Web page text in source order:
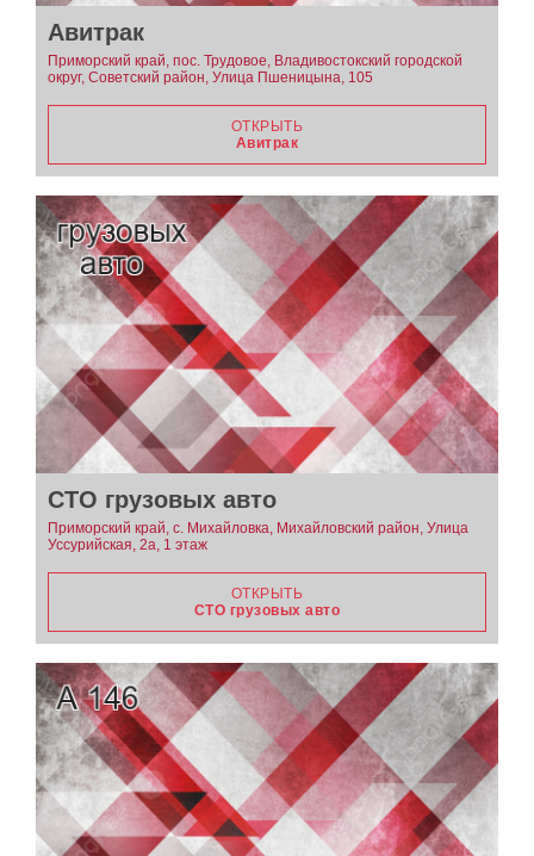
Авитрак
Приморский край, пос. Трудовое, Владивостокский городской
округ, Советский район, Улица Пшеницына, 105
ОТКРЫТЬ
Авитрак
СТО грузовых авто
Приморский край, с. Михайловка, Михайловский район, Улица
Уссурийская, 2а, 1 этаж
ОТКРЫТЬ
СТО грузовых авто